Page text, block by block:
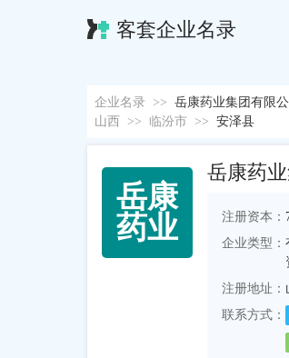
客套企业名录
企业名录 >> 岳康药业集团有限公
山西
>> 临汾市 >> 安泽县
岳康
药业
岳康药
注册资本：
企业类型：
注册地址：
联系方式：